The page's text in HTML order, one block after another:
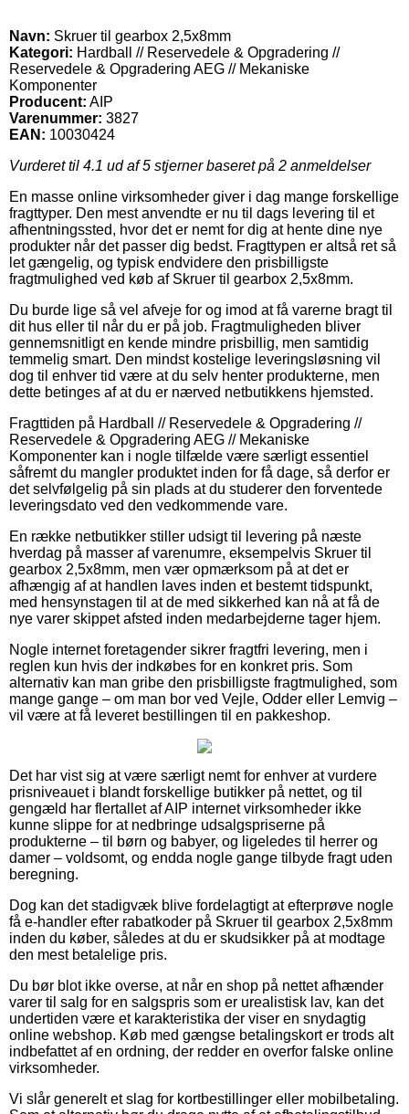
Navn: Skruer til gearbox 2,5x8mm
Kategori: Hardball // Reservedele & Opgradering //
Reservedele & Opgradering AEG // Mekaniske
Komponenter
Producent: AIP
Varenummer: 3827
EAN: 10030424
Vurderet til 4.1 ud af 5 stjerner baseret på 2 anmeldelser
En masse online virksomheder giver i dag mange forskellige
fragttyper. Den mest anvendte er nu til dags levering til et
afhentningssted, hvor det er nemt for dig at hente dine nye
produkter når det passer dig bedst. Fragttypen er altså ret så
let gængelig, og typisk endvidere den prisbilligste
fragtmulighed ved køb af Skruer til gearbox 2,5x8mm.
Du burde lige så vel afveje for og imod at få varerne bragt til
dit hus eller til når du er på job. Fragtmuligheden bliver
gennemsnitligt en kende mindre prisbillig, men samtidig
temmelig smart. Den mindst kostelige leveringsløsning vil
dog til enhver tid være at du selv henter produkterne, men
dette betinges af at du er nærved netbutikkens hjemsted.
Fragttiden på Hardball // Reservedele & Opgradering //
Reservedele & Opgradering AEG // Mekaniske
Komponenter kan i nogle tilfælde være særligt essentiel
såfremt du mangler produktet inden for få dage, så derfor er
det selvfølgelig på sin plads at du studerer den forventede
leveringsdato ved den vedkommende vare.
En række netbutikker stiller udsigt til levering på næste
hverdag på masser af varenumre, eksempelvis Skruer til
gearbox 2,5x8mm, men vær opmærksom på at det er
afhængig af at handlen laves inden et bestemt tidspunkt,
med hensynstagen til at de med sikkerhed kan nå at få de
nye varer skippet afsted inden medarbejderne tager hjem.
Nogle internet foretagender sikrer fragtfri levering, men i
reglen kun hvis der indkøbes for en konkret pris. Som
alternativ kan man gribe den prisbilligste fragtmulighed, som
mange gange – om man bor ved Vejle, Odder eller Lemvig –
vil være at få leveret bestillingen til en pakkeshop.
Det har vist sig at være særligt nemt for enhver at vurdere
prisniveauet i blandt forskellige butikker på nettet, og til
gengæld har flertallet af AIP internet virksomheder ikke
kunne slippe for at nedbringe udsalgspriserne på
produkterne – til børn og babyer, og ligeledes til herrer og
damer – voldsomt, og endda nogle gange tilbyde fragt uden
beregning.
Dog kan det stadigvæk blive fordelagtigt at efterprøve nogle
få e-handler efter rabatkoder på Skruer til gearbox 2,5x8mm
inden du køber, således at du er skudsikker på at modtage
den mest betalelige pris.
Du bør blot ikke overse, at når en shop på nettet afhænder
varer til salg for en salgspris som er urealistisk lav, kan det
undertiden være et karakteristika der viser en snydagtig
online webshop. Køb med gængse betalingskort er trods alt
indbefattet af en ordning, der redder en overfor falske online
virksomheder.
Vi slår generelt et slag for kortbestillinger eller mobilbetaling.